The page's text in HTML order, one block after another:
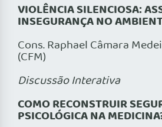
VIOLÊNCIA SILENCIOSA:
INSEGURANÇA NO
Cons. Raphael Câmara
(CFM)
Discussão Interativa
COMO RECONSTRUIR
PSICOLÓGICA NA